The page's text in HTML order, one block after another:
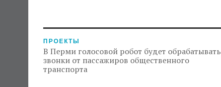
ПРОЕКТЫ
В Перми голосовой робот будет обрабатывать
звонки от пассажиров общественного
транспорта